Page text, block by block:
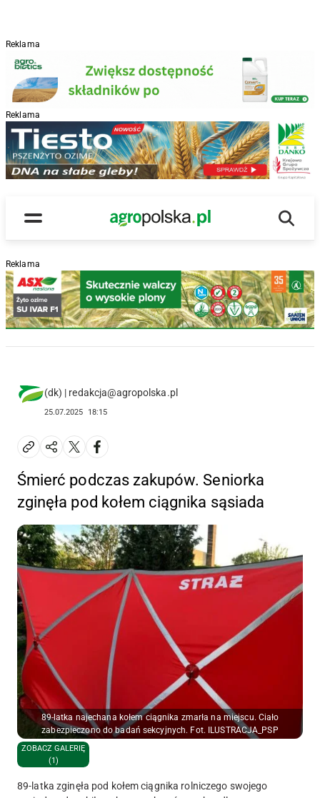
Reklama
Reklama
Menu
Main Logo
Reklama
(dk) | redakcja@agropolska.pl
25.07.2025 18:15
Śmierć podczas zakupów. Seniorka
zginęła pod kołem ciągnika sąsiada
89-latka najechana kołem ciągnika zmarła na miejscu. Ciało
zabezpieczono do badań sekcyjnych. Fot. ILUSTRACJA_PSP
ZOBACZ GALERIĘ
(1)
89-latka zginęła pod kołem ciągnika rolniczego swojego